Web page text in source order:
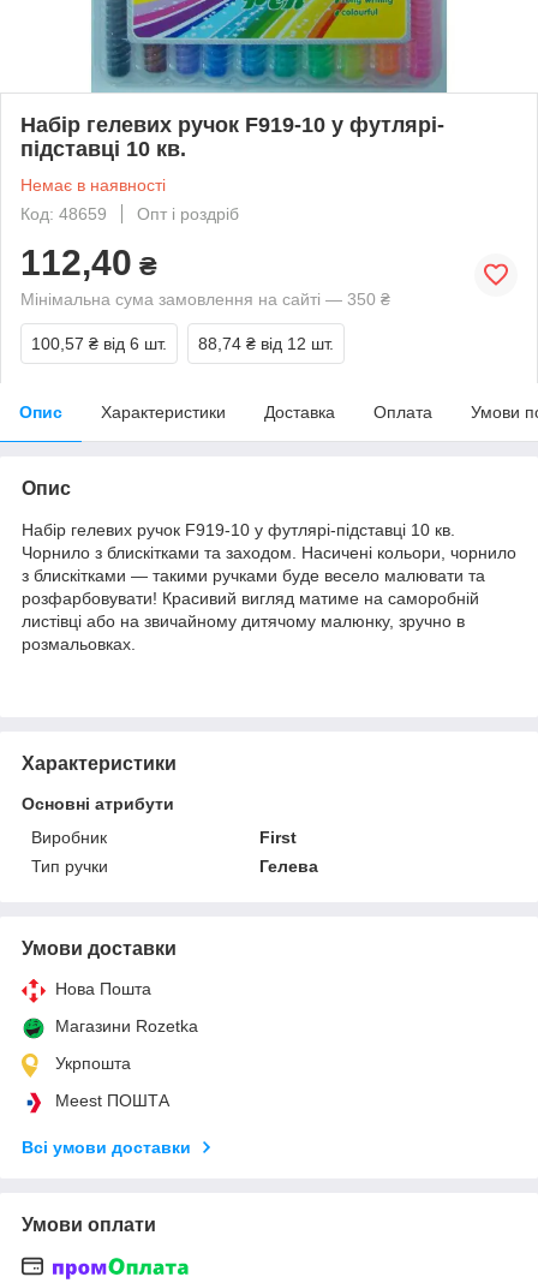
Набір гелевих ручок F919-10 у футлярі-
підставці 10 кв.
Немає в наявності
Код: 48659
Опт і роздріб
112,40 ₴
Мінімальна сума замовлення на сайті — 350 ₴
100,57 ₴ від 6 шт. 88,74 ₴ від 12 шт.
Опис Характеристики Доставка Оплата Умови
Опис
Набір гелевих ручок F919-10 у футлярі-підставці 10 кв.
Чорнило з блискітками та заходом. Насичені кольори, чорнило
з блискітками — такими ручками буде весело малювати та
розфарбовувати! Красивий вигляд матиме на саморобній
листівці або на звичайному дитячому малюнку, зручно в
розмальовках.
Характеристики
Основні атрибути
Виробник
First
Тип ручки
Гелева
Умови доставки
Нова Пошта
Магазини Rozetka
Укрпошта
Meest ПОШТА
Всі умови доставки
Умови оплати